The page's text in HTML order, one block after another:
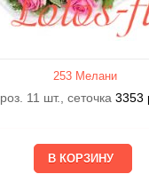
253 Мелани
роз. 11 шт., сеточка 3353